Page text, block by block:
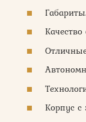
Габариты.
Качество
Корпус с